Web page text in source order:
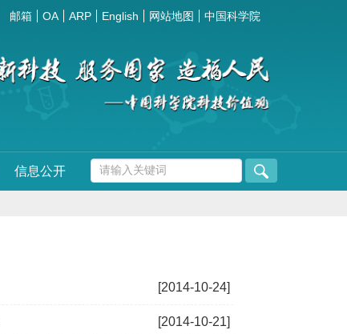
邮箱 OA ARP English 网站地图 中国科学院
信息公开
[2014-10-24]
[2014-10-21]